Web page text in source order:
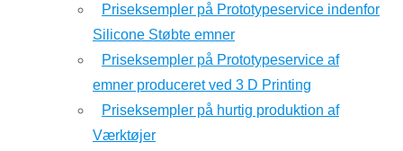
Priseksempler på Prototypeservice indenfor
Silicone Støbte emner
Priseksempler på Prototypeservice af
emner produceret ved 3 D Printing
Priseksempler på hurtig produktion af
Værktøjer